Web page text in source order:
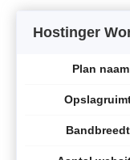
Hostinger
Plan naam